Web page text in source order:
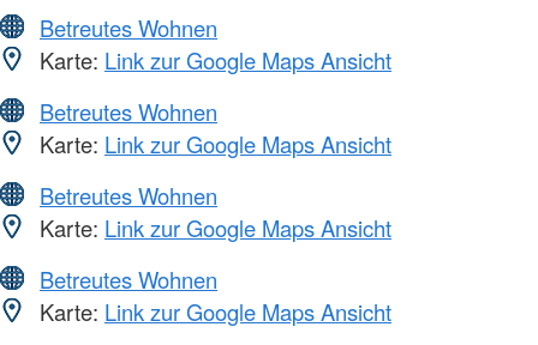
Betreutes Wohnen
Karte: Link zur Google Maps Ansicht
Betreutes Wohnen
Karte: Link zur Google Maps Ansicht
Betreutes Wohnen
Karte: Link zur Google Maps Ansicht
Betreutes Wohnen
Karte: Link zur Google Maps Ansicht